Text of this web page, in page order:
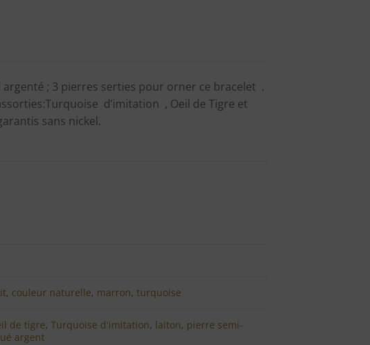
argenté ; 3 pierres serties pour orner ce bracelet .
d’imitation , Oeil de Tigre et
sans nickel.
, couleur naturelle, marron,turquoise
de tigre,Turquoise d'imitation, laiton, pierre semi-
argent